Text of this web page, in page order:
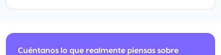
Cuéntanos lo que realmente piensas sobre